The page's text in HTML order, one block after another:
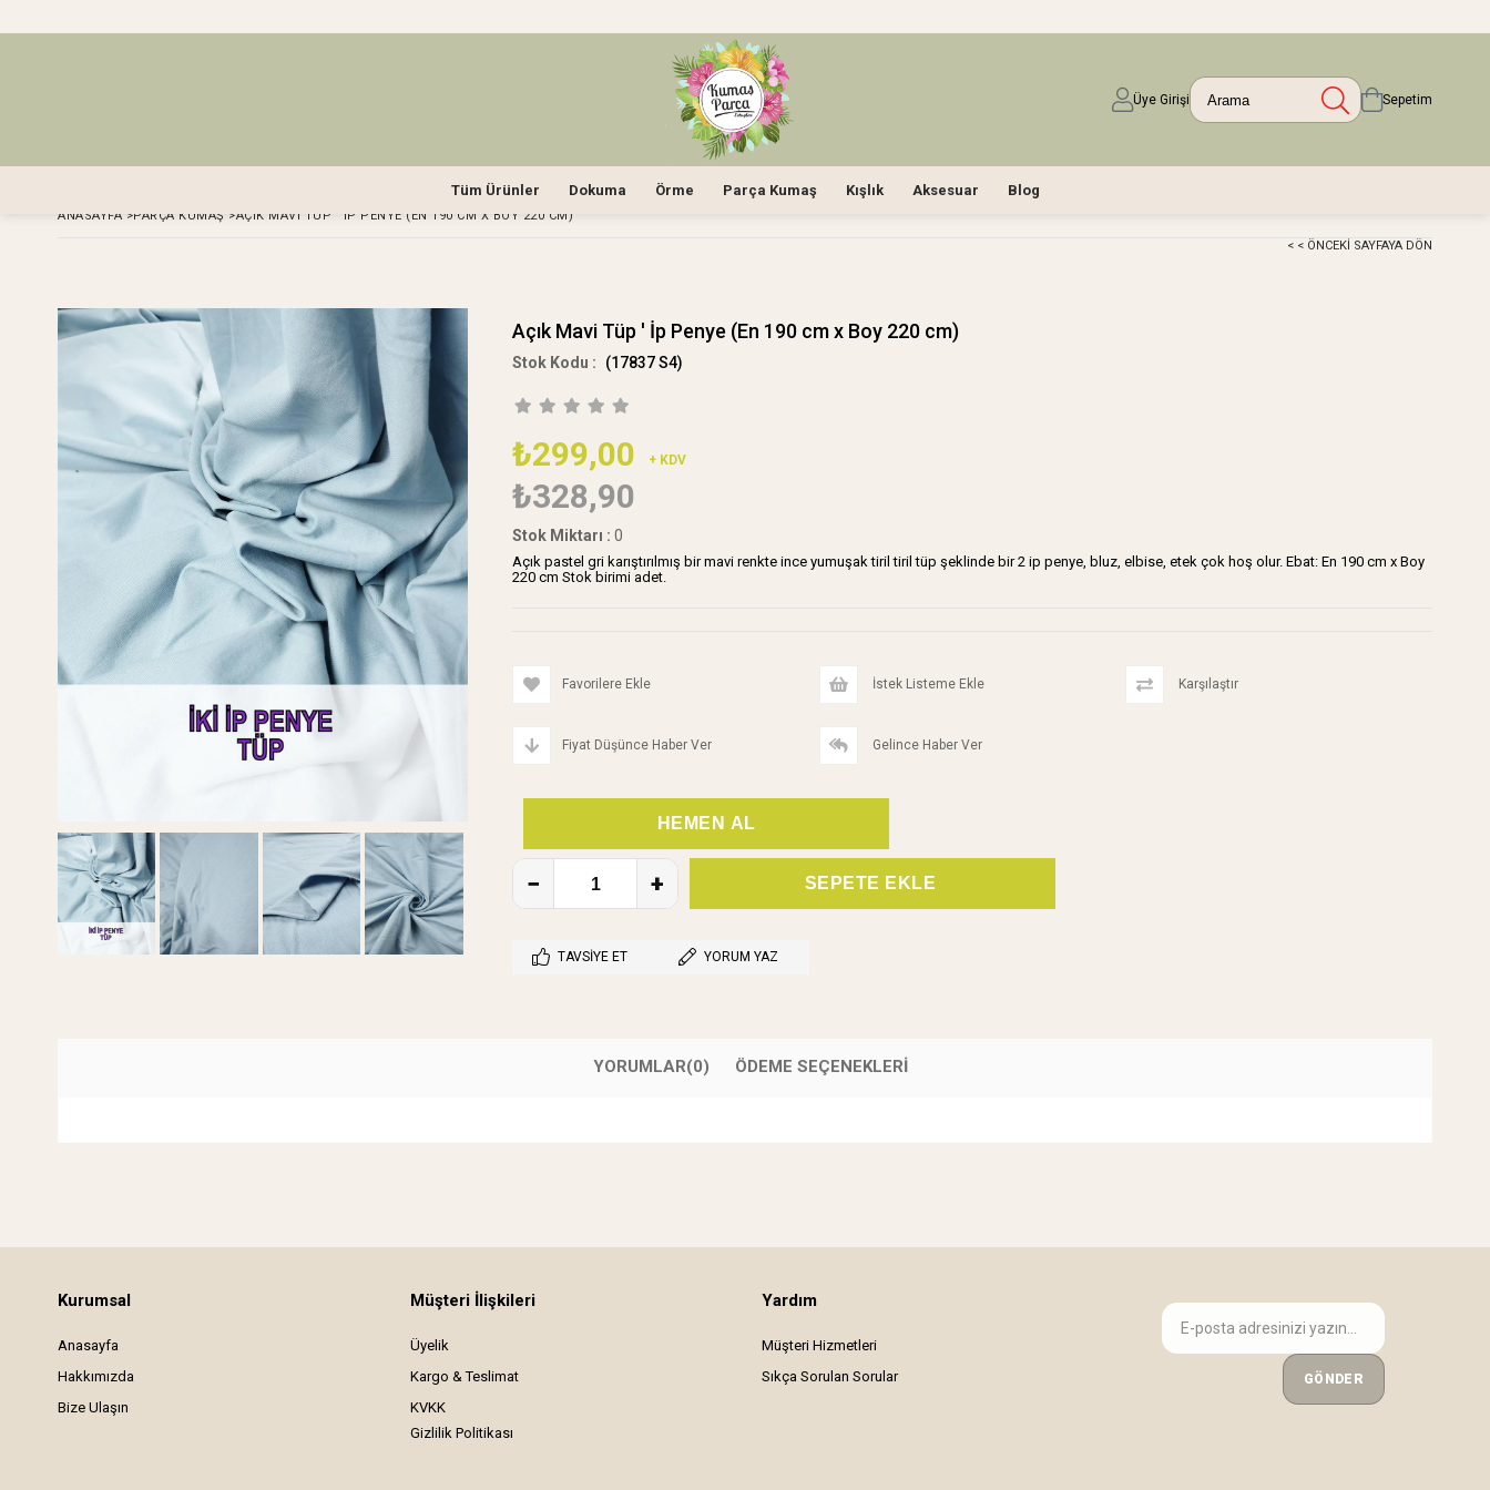
Üye Girişi Sepetim
Tüm Ürünler Dokuma Örme Parça Kumaş Kışlık Aksesuar Blog
ANASAYFA >PARÇA KUMAŞ >AÇIK MAVI TÜP ' İP PENYE (EN 190 CM X BOY 220 CM)
< < ÖNCEKI SAYFAYA DÖN
Açık Mavi Tüp ' İp Penye (En 190 cm x Boy 220 cm)
(17837 S4)
₺299,00 + KDV
₺328,90
Stok Miktarı : 0
Açık pastel gri karıştırılmış bir mavi renkte ince yumuşak tiril tiril tüp şeklinde bir 2 ip penye, bluz, elbise, etek çok hoş olur. Ebat: En 190 cm x Boy
220 cm Stok birimi adet.
Favorilere Ekle İstek Listeme Ekle Karşılaştır
Fiyat Düşünce Haber Ver Gelince Haber Ver
TAVSIYE ET YORUM YAZ
YORUMLAR(0) ÖDEME SEÇENEKLERI
Kurumsal
Anasayfa
Hakkımızda
Bize Ulaşın
Müşteri İlişkileri
Üyelik
Kargo & Teslimat
KVKK
Gizlilik Politikası
Yardım
Müşteri Hizmetleri
Sıkça Sorulan Sorular
GÖNDER